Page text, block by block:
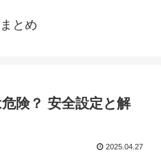
とめ
険？ 安全設定と解
2025.04.27